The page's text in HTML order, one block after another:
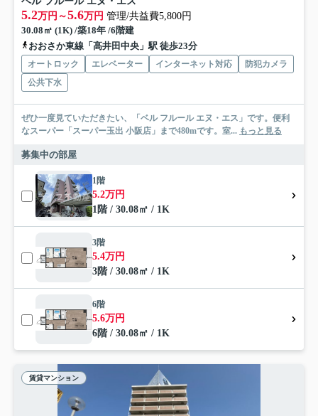
5.2万円～5.6万円 管理/共益費5,800円
30.08㎡ (1K) /築18年 /6階建
おおさか東線「高井田中央」駅 徒歩23分
オートロック エレベーター インターネット対応
防犯カメラ
公共下水
ぜひ一度見ていただきたい、「ベル フルール エヌ・エス」です。便利
なスーパー「スーパー玉出 小阪店」まで480mです。室... もっと見る
募集中の部屋
1階
5.2万円
1階 / 30.08㎡ / 1K
3階
5.4万円
3階 / 30.08㎡ / 1K
6階
5.6万円
6階 / 30.08㎡ / 1K
賃貸マンション